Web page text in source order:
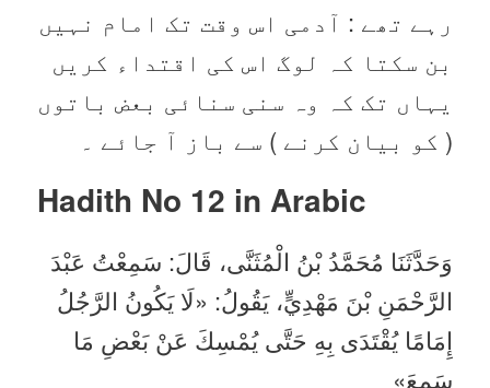
رہے تھے : آدمی اس وقت تک امام نہیں
بن سکتا کہ لوگ اس کی اقتداء کریں
یہاں تک کہ وہ سنی سنائی بعض باتوں
( کو بیان کرنے ) سے باز آ جائے ۔
Hadith No 12 in Arabic
وَحَدَّثَنَا مُحَمَّدُ بْنُ الْمُثَنَّى، قَالَ: سَمِعْتُ عَبْدَ
الرَّحْمَنِ بْنَ مَهْدِيٍّ، يَقُولُ: «لَا يَكُونُ الرَّجُلُ
إِمَامًا يُقْتَدَى بِهِ حَتَّى يُمْسِكَ عَنْ بَعْضِ مَا
سَمِعَ»